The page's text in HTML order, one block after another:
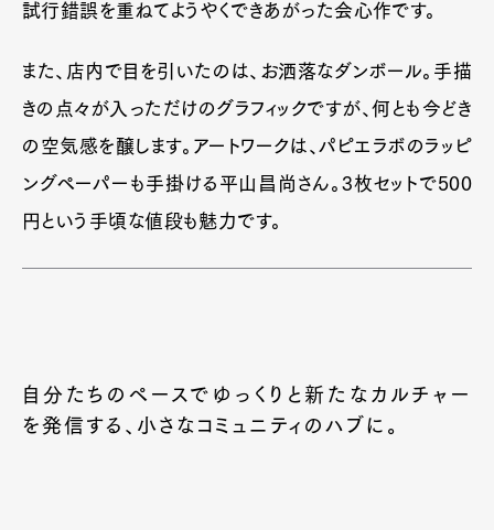
試行錯誤を重ねてようやくできあがった会心作です。
また、店内で目を引いたのは、お洒落なダンボール。手描
きの点々が入っただけのグラフィックですが、何とも今どき
の空気感を醸します。アートワークは、パピエラボのラッピ
ングペーパーも手掛ける平山昌尚さん。3枚セットで500
円という手頃な値段も魅力です。
自分たちのペースでゆっくりと新たなカルチャー
を発信する、小さなコミュニティのハブに。